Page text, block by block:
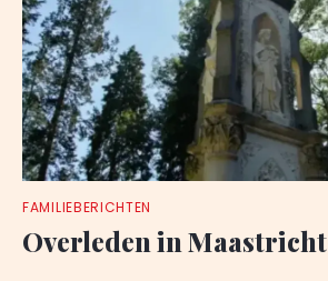
FAMILIEBERICHTEN
Overleden in Maastricht